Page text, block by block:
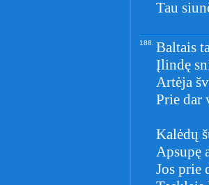
Tau
188. Baltais
Įlindę
Artėja
Prie dar
Kalėdų
Apsupę
Jos prie